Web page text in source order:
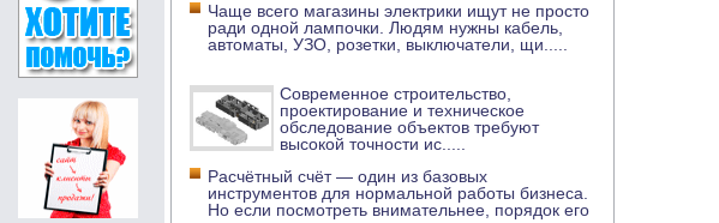
Чаще всего магазины электрики ищут не просто
ради одной лампочки. Людям нужны кабель,
автоматы, УЗО, розетки, выключатели, щи
Современное строительство,
проектирование и техническое
обследование объектов требуют
высокой точности ис
Расчётный счёт — один из базовых
инструментов для нормальной работы бизнеса.
Но если посмотреть внимательнее, порядок его